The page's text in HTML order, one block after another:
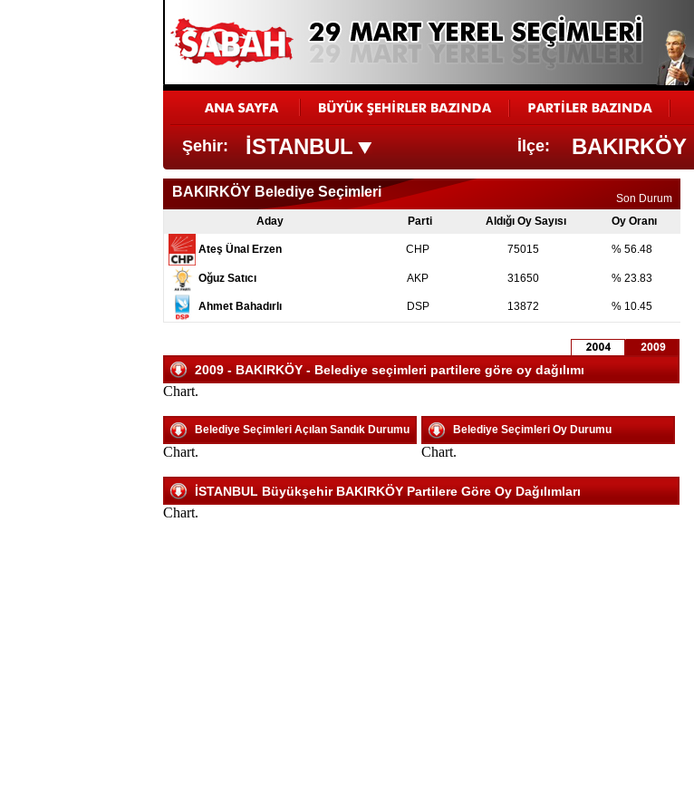
Şehir: İSTANBUL İlçe: BAKIRKÖY
BAKIRKÖY Belediye Seçimleri
Son Durum
Aday
Parti Aldığı Oy Sayısı Oy Oranı
Ateş Ünal Erzen CHP 75015 % 56.48
Oğuz Satıcı AKP 31650 % 23.83
Ahmet Bahadırlı DSP 13872 % 10.45
2009 - BAKIRKÖY - Belediye seçimleri partilere göre oy dağılımı
Chart.
Belediye Seçimleri Açılan Sandık Durumu
Chart.
Belediye Seçimleri Oy Durumu
Chart.
İSTANBUL Büyükşehir BAKIRKÖY Partilere Göre Oy Dağılımları
Chart.